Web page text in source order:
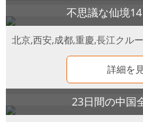
不思議な仙境
北京,西安,成都,重慶,長江クル
詳細を
23日間の中国